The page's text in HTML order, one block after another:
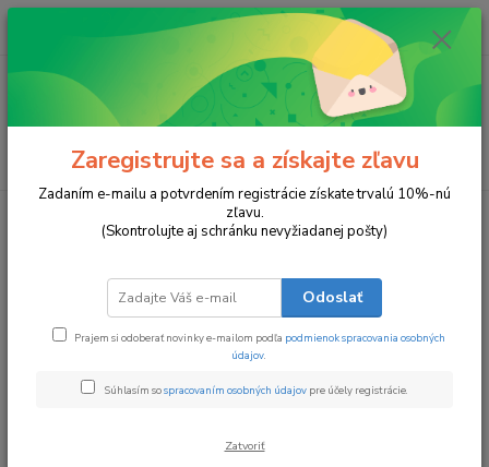
Hľadať
ks
za0 €
Žiarivé Puto
Zaregistrujte sa a získajte zľavu
Zadaním e-mailu a potvrdením registrácie získate trvalú 10%-nú
zľavu.
(Skontrolujte aj schránku nevyžiadanej pošty)
Odoslať
Prajem si odoberať novinky e-mailom podľa podmienok spracovania osobných
údajov
Súhlasím sospracovaním osobných údajov pre účely registrácie.
Zatvoriť